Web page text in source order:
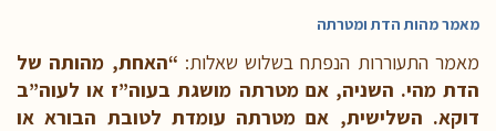
מאמר מהות הדת ומטרתה
מאמר התעוררות הנפתח בשלוש שאלות: “האחת, מהותה של
הדת מהי. השניה, אם מטרתה מושגת בעוה”ז או לעוה”ב
דוקא. השלישית, אם מטרתה עומדת לטובת הבורא או